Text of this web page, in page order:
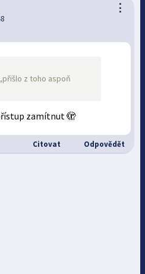
⋮
z toho aspoň
zamítnut 🫣
Citovat Odpovědět